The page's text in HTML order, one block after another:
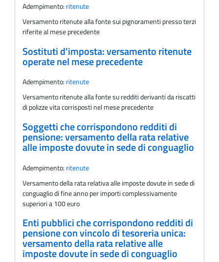
Adempimento: ritenute
Versamento ritenute alla fonte sui pignoramenti presso terzi
riferite al mese precedente
Sostituti d'imposta: versamento ritenute
operate nel mese precedente
Adempimento: ritenute
Versamento ritenute alla fonte su redditi derivanti da riscatti
di polizze vita corrisposti nel mese precedente
Soggetti che corrispondono redditi di
pensione: versamento della rata relative
alle imposte dovute in sede di conguaglio
Adempimento: ritenute
Versamento della rata relativa alle imposte dovute in sede di
conguaglio di fine anno per importi complessivamente
superiori a 100 euro
Enti pubblici che corrispondono redditi di
pensione con vincolo di tesoreria unica:
versamento della rata relative alle
imposte dovute in sede di conguaglio